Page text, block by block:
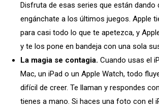
Disfruta de esas series que están dando
engánchate a los últimos juegos. Apple
para casi todo lo que te apetezca, y
y te los pone en bandeja con una sola
La magia se contagia. Cuando usas el
Mac, un iPad o un Apple Watch, todo
difícil de creer. Te llaman y respondes
tienes a mano. Si haces una foto con el